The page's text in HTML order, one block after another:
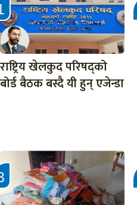
राष्ट्रिय खेलकुद परिषद्को
बोर्ड बैठक बस्दै यी हुन् एजेन्डा